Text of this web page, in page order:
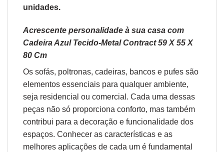
unidades.
Acrescente personalidade à sua casa com
Cadeira Azul Tecido-Metal Contract 59 X 55 X
80 Cm
Os sofás, poltronas, cadeiras, bancos e pufes são
elementos essenciais para qualquer ambiente,
seja residencial ou comercial. Cada uma dessas
peças não só proporciona conforto, mas também
contribui para a decoração e funcionalidade dos
espaços. Conhecer as características e as
melhores aplicações de cada um é fundamental